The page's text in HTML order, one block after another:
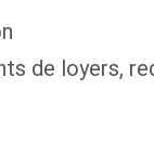
de loyers,